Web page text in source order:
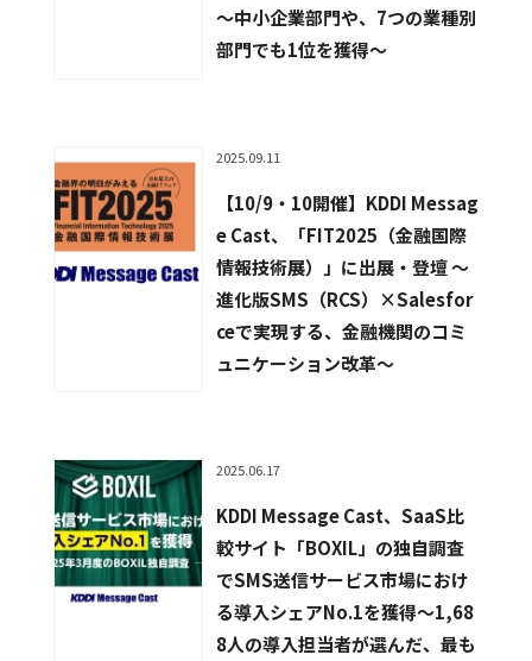
〜中小企業部門や、7つの業種別
部門でも1位を獲得〜
2025.09.11
【10/9・10開催】KDDI Messag
e Cast、「FIT2025（金融国際
情報技術展）」に出展・登壇 〜
進化版SMS（RCS）×Salesfor
ceで実現する、金融機関のコミ
ュニケーション改革〜
2025.06.17
KDDI Message Cast、SaaS比
較サイト「BOXIL」の独自調査
でSMS送信サービス市場におけ
る導入シェアNo.1を獲得〜1,68
8人の導入担当者が選んだ、最も